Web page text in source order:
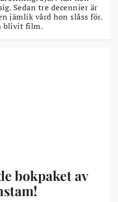
Sedan tre decennier är
jämlik vård hon slåss för.
blivit film.
bokpaket av